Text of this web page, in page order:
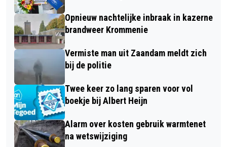
Opnieuw nachtelijke inbraak in kazerne
brandweer Krommenie
Vermiste man uit Zaandam meldt zich
bij de politie
Twee keer zo lang sparen voor vol
boekje bij Albert Heijn
Alarm over kosten gebruik warmtenet
na wetswijziging